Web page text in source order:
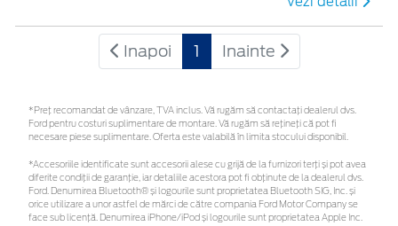
Inapoi 1 Inainte
*Preţ recomandat de vânzare, TVA inclus. Vă rugăm să contactaţi dealerul dvs.
Ford pentru costuri suplimentare de montare. Vă rugăm să rețineți că pot fi
necesare piese suplimentare. Oferta este valabilă în limita stocului disponibil.
*Accesoriile identificate sunt accesorii alese cu grijă de la furnizori terți și pot avea
diferite condiții de garanție, iar detaliile acestora pot fi obținute de la dealerul dvs.
Ford. Denumirea Bluetooth® și logourile sunt proprietatea Bluetooth SIG, Inc. și
orice utilizare a unor astfel de mărci de către compania Ford Motor Company se
face sub licență. Denumirea iPhone/iPod și logourile sunt proprietatea Apple Inc.